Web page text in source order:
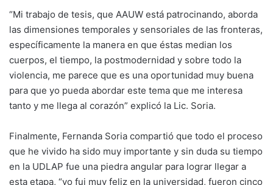
“Mi trabajo de tesis, que AAUW está patrocinando, aborda
las dimensiones temporales y sensoriales de las fronteras,
específicamente la manera en que éstas median los
cuerpos, el tiempo, la postmodernidad y sobre todo la
violencia, me parece que es una oportunidad muy buena
para que yo pueda abordar este tema que me interesa
tanto y me llega al corazón” explicó la Lic. Soria.
Finalmente, Fernanda Soria compartió que todo el proceso
que he vivido ha sido muy importante y sin duda su tiempo
en la UDLAP fue una piedra angular para lograr llegar a
esta etapa, “yo fui muy feliz en la universidad, fueron cinco